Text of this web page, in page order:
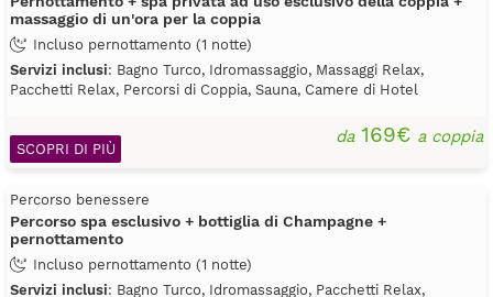
massaggio di un'ora per la coppia
Incluso pernottamento (1 notte)
Servizi inclusi: Bagno Turco, Idromassaggio, Massaggi Relax,
Pacchetti Relax, Percorsi di Coppia, Sauna, Camere di Hotel
da169€ a coppia
SCOPRI DI PIÙ
Percorso benessere
Percorso spa esclusivo + bottiglia di Champagne +
pernottamento
Incluso pernottamento (1 notte)
Servizi inclusi: Bagno Turco, Idromassaggio, Pacchetti Relax,